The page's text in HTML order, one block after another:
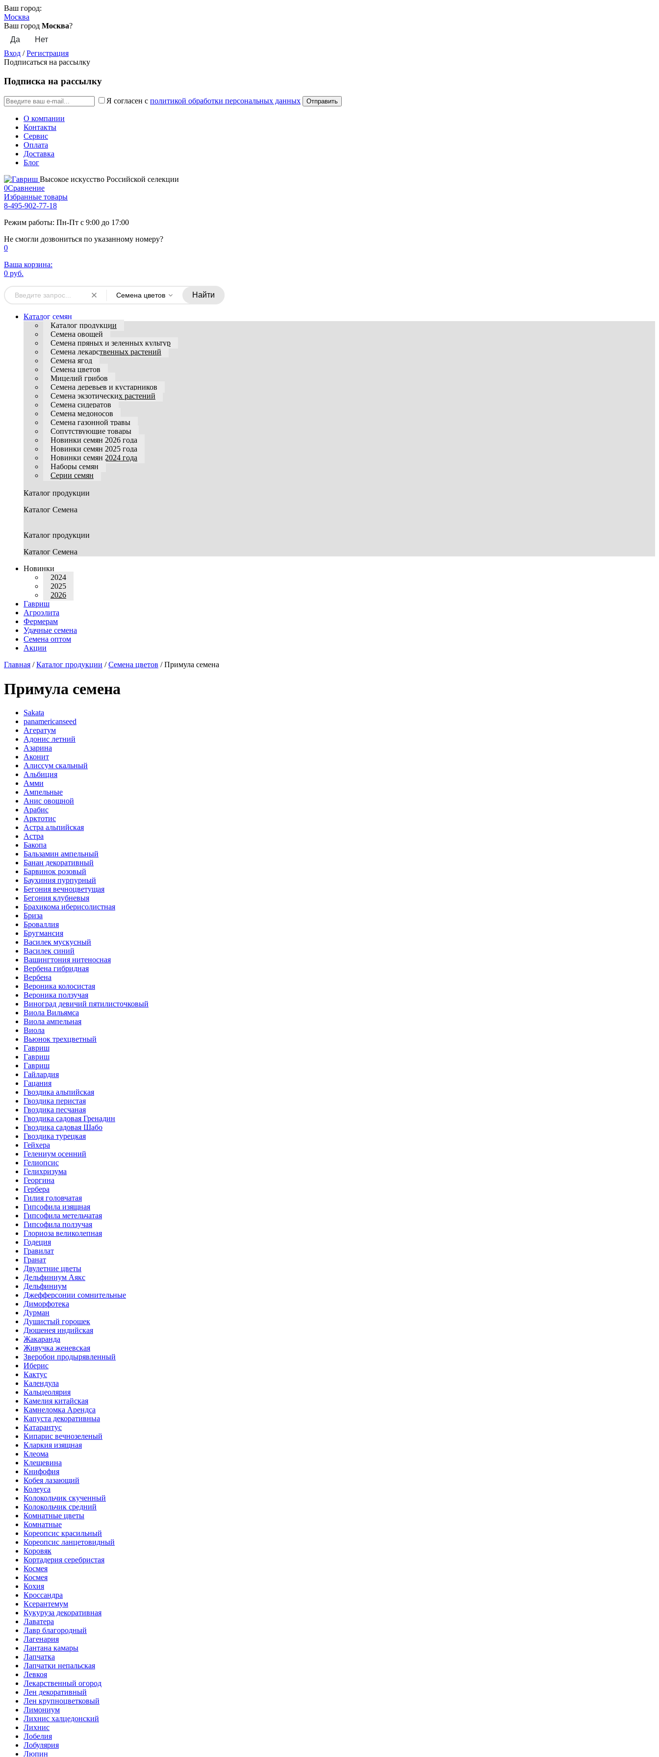
Ваш город:
Москва
Ваш город Москва?
Вход /Регистрация
Подписаться на рассылку
Подписка на рассылку
Я согласен с политикой обработки персональных данных
О компании
Контакты
Сервис
Оплата
Доставка
Блог
Высокое искусство Российской селекции
0Сравнение
Избранные товары
8-495-902-77-18
Режим работы: Пн-Пт с 9:00 до 17:00
Не смогли дозвониться по указанному номеру?
0
Ваша корзина:
0 руб.
Семена цветов Найти
Каталог семян
Каталог продукции
Семена овощей
Семена пряных и зеленных культур
Семена лекарственных растений
Семена ягод
Семена цветов
Мицелий грибов
Семена деревьев и кустарников
Семена экзотических растений
Семена сидератов
Семена медоносов
Семена газонной травы
Сопутствующие товары
Новинки семян 2026 года
Новинки семян 2025 года
Новинки семян 2024 года
Наборы семян
Серии семян
Каталог продукции
Каталог Семена
Каталог продукции
Каталог Семена
Новинки
2024
2025
2026
Гавриш
Агроэлита
Фермерам
Удачные семена
Семена оптом
Акции
Главная /Каталог продукции /Семена цветов /Примула семена
Примула семена
Sakata
panamericanseed
Агератум
Адонис летний
Азарина
Аконит
Алиссум скальный
Альбиция
Амми
Ампельные
Анис овощной
Арабис
Арктотис
Астра альпийская
Астра
Бакопа
Бальзамин ампельный
Банан декоративный
Барвинок розовый
Баухиния пурпурный
Бегония вечноцветущая
Бегония клубневыя
Брахикома иберисолистная
Бриза
Броваллия
Бругмансия
Василек мускусный
Василек синий
Вашингтония нитеносная
Вербена гибридная
Вербена
Вероника колосистая
Вероника ползучая
Виноград девичий пятилисточковый
Виола Вильямса
Виола ампельная
Виола
Вьюнок трехцветный
Гавриш
Гавриш
Гавриш
Гайлардия
Гацания
Гвоздика альпийская
Гвоздика перистая
Гвоздика песчаная
Гвоздика садовая Гренадин
Гвоздика садовая Шабо
Гвоздика турецкая
Гейхера
Гелениум осенний
Гелиопсис
Гелихризума
Георгина
Гербера
Гилия головчатая
Гипсофила изящная
Гипсофила метельчатая
Гипсофила ползучая
Глориоза великолепная
Годеция
Гравилат
Гранат
Двулетние цветы
Дельфиниум Аякс
Дельфиниум
Джефферсонии сомнительные
Диморфотека
Дурман
Душистый горошек
Дюшенея индийская
Жакаранда
Живучка женевская
Зверобои продырявленный
Иберис
Кактус
Календула
Кальцеолярия
Камелия китайская
Камнеломка Арендса
Капуста декоративныа
Катарантус
Кипарис вечнозеленый
Кларкия изящная
Клеома
Клещевина
Книфофия
Кобея лазающий
Колеуса
Колокольчик скученный
Колокольчик средний
Комнатные цветы
Комнатные
Кореопсис красильный
Кореопсис ланцетовидный
Коровяк
Кортадерия серебристая
Космея
Космея
Кохия
Кроссандра
Ксерантемум
Кукуруза декоративная
Лаватера
Лавр благородный
Лагенария
Лантана камары
Лапчатка
Лапчатки непальская
Левкоя
Лекарственный огород
Лен декоративный
Лен крупноцветковый
Лимониум
Лихнис халцедонский
Лихнис
Лобелия
Лобулярия
Люпин